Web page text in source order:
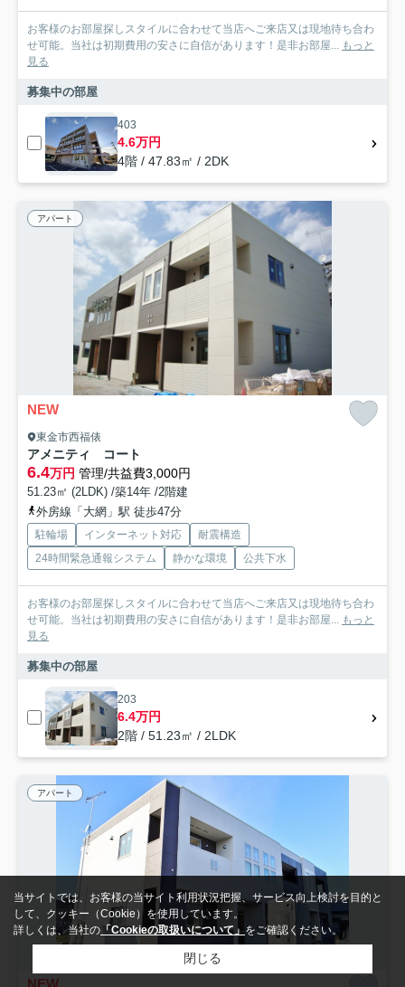
お客様のお部屋探しスタイルに合わせて当店へご来店又は現地待ち合わ
せ可能。当社は初期費用の安さに自信があります！是非お部屋...
もっと
見る
募集中の部屋
403
4.6万円
4階 / 47.83㎡ / 2DK
アパート
NEW
東金市西福俵
アメニティ コート
6.4万円 管理/共益費3,000円
51.23㎡ (2LDK) /築14年 /2階建
外房線「大網」駅 徒歩47分
駐輪場 インターネット対応
耐震構造
24時間緊急通報システム
静かな環境 公共下水
お客様のお部屋探しスタイルに合わせて当店へご来店又は現地待ち合わ
せ可能。当社は初期費用の安さに自信があります！是非お部屋...
もっと
見る
募集中の部屋
203
6.4万円
2階 / 51.23㎡ / 2LDK
アパート
NEW
当サイトでは、お客様の当サイト利用状況把握、サービス向上検討を目的と
して、クッキー（Cookie）を使用しています。
詳しくは、当社の 「Cookieの取扱いについて」 をご確認ください。
閉じる